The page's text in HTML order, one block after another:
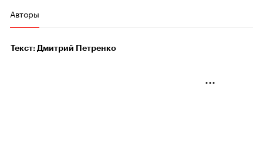
Авторы
Текст: Дмитрий Петренко